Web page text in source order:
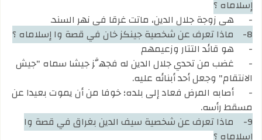
إسلاماه ؟
-
هي زوجة جلال الدين، ماتت غرقا في نهر السند.
8-
ماذا تعرف عن شخصية جينكز خان في قصة وا إسلاماه ؟
-
هو قائد التتار وزعيمهم
-
غضب من تحدي جلال الدين له فجهَّز جيشا سماه "جيش
الانتقام" وجعل أحد أبنائه عليه.
-
أصابه المرض فعاد إلى بلده؛ خوفا من أن يموت بعيدا عن
مسقط رأسه.
9-
ماذا تعرف عن شخصية سيف الدين بغراق في قصة وا